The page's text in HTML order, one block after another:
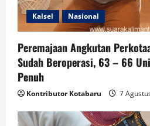
Kalsel Nasional
Peremajaan Angkutan
Sudah Beroperasi, 63 – 66
Penuh
Kontributor Kotabaru 7